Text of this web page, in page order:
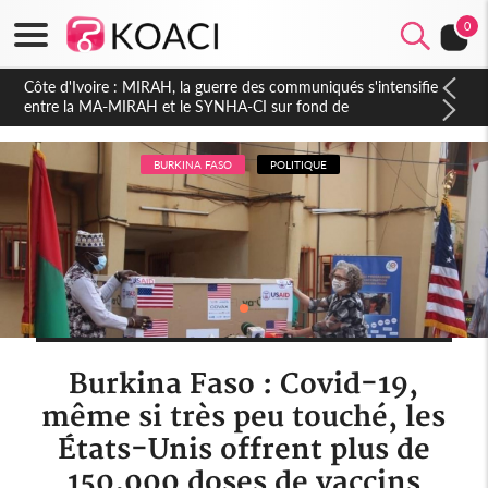
0
Côte d'Ivoire : Indépendance 2026, Thiam plaide pour un
environnement démocratique plus apaisé
BURKINA FASO POLITIQUE
Burkina Faso : Covid-19,
même si très peu touché, les
États-Unis offrent plus de